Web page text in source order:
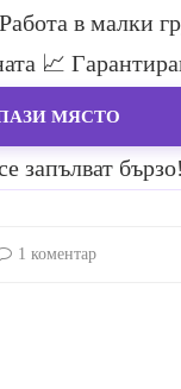
в малки
📈
МЯСТО
запълват бързо!
1 коментар